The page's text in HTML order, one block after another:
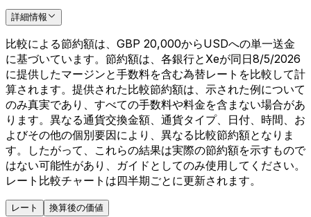
詳細情報
比較による節約額は、GBP 20,000からUSDへの単一送金
に基づいています。節約額は、各銀行とXeが同日8/5/2026
に提供したマージンと手数料を含む為替レートを比較して計
算されます。提供された比較節約額は、示された例について
のみ真実であり、すべての手数料や料金を含まない場合があ
ります。異なる通貨交換金額、通貨タイプ、日付、時間、お
よびその他の個別要因により、異なる比較節約額となりま
す。したがって、これらの結果は実際の節約額を示すもので
はない可能性があり、ガイドとしてのみ使用してください。
レート比較チャートは四半期ごとに更新されます。
レート 換算後の価値